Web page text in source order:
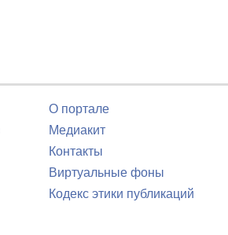
О портале
Медиакит
Контакты
Виртуальные фоны
Кодекс этики публикаций